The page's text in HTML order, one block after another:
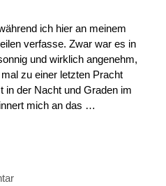
ich hier an meinem
verfasse. Zwar war es in
und wirklich angenehm,
zu einer letzten Pracht
der Nacht und Graden im
mich an das …